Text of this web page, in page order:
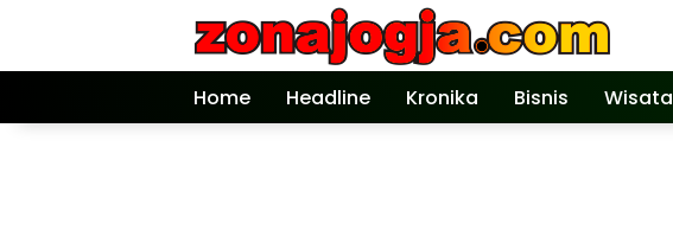
Home Headline Kronika Bisnis Wisata